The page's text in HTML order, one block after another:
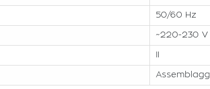
50/60 Hz
~220-230 V